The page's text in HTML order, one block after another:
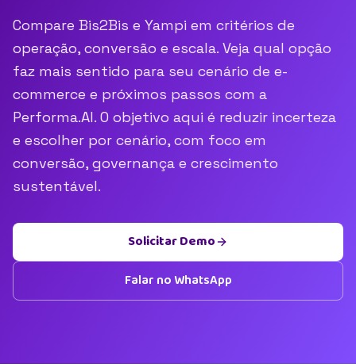
Compare Bis2Bis e Yampi em critérios de
operação, conversão e escala. Veja qual opção
faz mais sentido para seu cenário de e-
commerce e próximos passos com a
Performa.AI. O objetivo aqui é reduzir incerteza
e escolher por cenário, com foco em
conversão, governança e crescimento
sustentável.
Solicitar Demo
Falar no WhatsApp